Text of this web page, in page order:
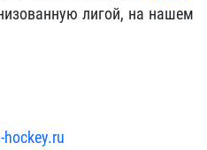
лигой, на нашем